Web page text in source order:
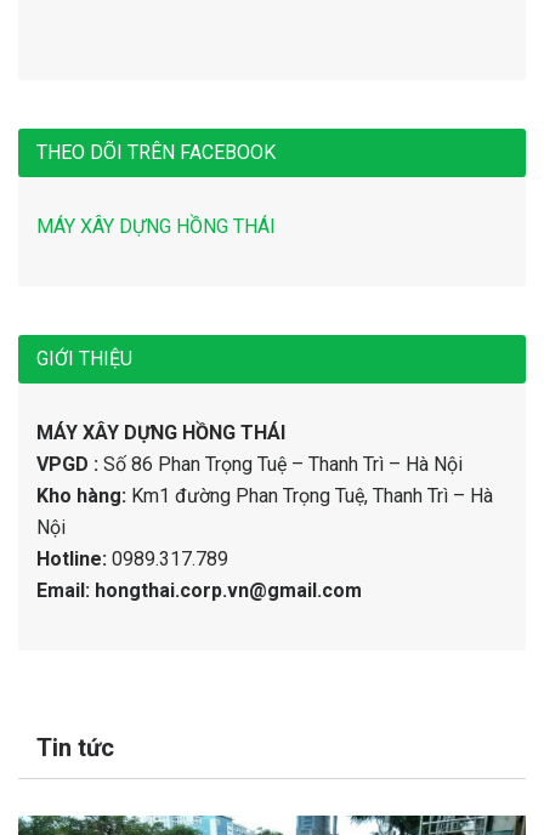
THEO DÕI TRÊN FACEBOOK
MÁY XÂY DỰNG HỒNG THÁI
GIỚI THIỆU
MÁY XÂY DỰNG HỒNG THÁI
VPGD : Số 86 Phan Trọng Tuệ – Thanh Trì – Hà Nội
Kho hàng: Km1 đường Phan Trọng Tuệ, Thanh Trì – Hà
Nội
Hotline: 0989.317.789
Email: hongthai.corp.vn@gmail.com
Tin tức